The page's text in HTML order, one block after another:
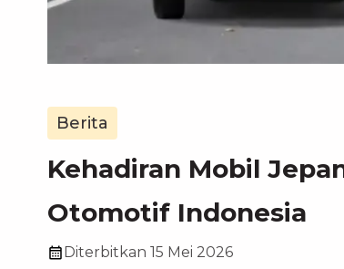
Berita
Kehadiran Mobil
Otomotif Indonesia
Diterbitkan 15 Mei 2026